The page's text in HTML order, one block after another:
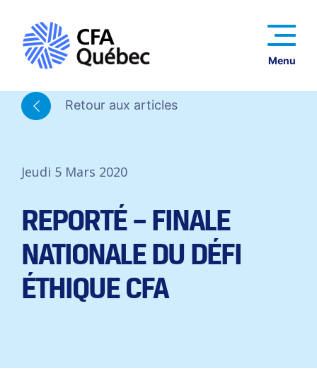
Menu
Retour aux articles
Jeudi 5 Mars 2020
REPORTÉ – FINALE
NATIONALE DU DÉFI
ÉTHIQUE CFA